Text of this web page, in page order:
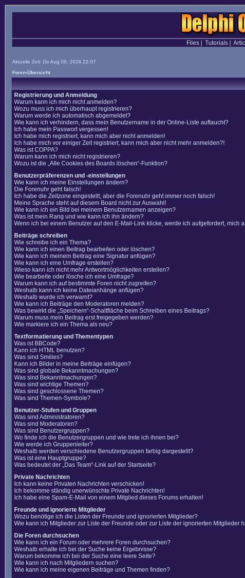
Files| Tutorials|
Aktuelle Zeit: Do Aug 06, 2026 22:07
Foren-Übersicht
Registrierung und Anmeldung
Warum kann ich mich nicht anmelden?
Wozu muss ich mich überhaupt registrieren?
Warum werde ich automatisch abgemeldet?
Wie kann ich verhindern, dass mein Benutzername in der Online-Liste auftaucht?
Ich habe mein Passwort vergessen!
Ich habe mich registriert, kann mich aber nicht anmelden!
Ich habe mich vor einiger Zeit registriert, kann mich aber nicht mehr anmelden?!
Was ist COPPA?
Warum kann ich mich nicht registrieren?
Wozu ist die „Alle Cookies des Boards löschen“-Funktion?
Benutzerpräferenzen und -einstellungen
Wie kann ich meine Einstellungen ändern?
Die Forenuhr geht falsch!
Ich habe die Zeitzone eingestellt, aber die Forenuhr geht immer noch falsch!
Meine Sprache steht auf diesem Board nicht zur Auswahl!
Wie kann ich ein Bild bei meinem Benutzernamen anzeigen?
Was ist mein Rang und wie kann ich ihn ändern?
Wenn ich bei einem Benutzer auf den E-Mail-Link klicke, werde ich aufgefordert, mich
Beiträge schreiben
Wie schreibe ich ein Thema?
Wie kann ich einen Beitrag bearbeiten oder löschen?
Wie kann ich meinem Beitrag eine Signatur anfügen?
Wie kann ich eine Umfrage erstellen?
Wieso kann ich nicht mehr Antwortmöglichkeiten erstellen?
Wie bearbeite oder lösche ich eine Umfrage?
Warum kann ich auf bestimmte Foren nicht zugreifen?
Weshalb kann ich keine Dateianhänge anfügen?
Weshalb wurde ich verwarnt?
Wie kann ich Beiträge den Moderatoren melden?
Was bewirkt die „Speichern“-Schaltfläche beim Schreiben eines Beitrags?
Warum muss mein Beitrag erst freigegeben werden?
Wie markiere ich ein Thema als neu?
Textformatierung und Thementypen
Was ist BBCode?
Kann ich HTML benutzen?
Was sind Smilies?
Kann ich Bilder in meine Beiträge einfügen?
Was sind globale Bekanntmachungen?
Was sind Bekanntmachungen?
Was sind wichtige Themen?
Was sind geschlossene Themen?
Was sind Themen-Symbole?
Benutzer-Stufen und Gruppen
Was sind Administratoren?
Was sind Moderatoren?
Was sind Benutzergruppen?
Wo finde ich die Benutzergruppen und wie trete ich ihnen bei?
Wie werde ich Gruppenleiter?
Weshalb werden verschiedene Benutzergruppen farbig dargestellt?
Was ist eine Hauptgruppe?
Was bedeutet der „Das Team“-Link auf der Startseite?
Private Nachrichten
Ich kann keine Privaten Nachrichten verschicken!
Ich bekomme ständig unerwünschte Private Nachrichten!
Ich habe eine Spam-E-Mail von einem Mitglied dieses Forums erhalten!
Freunde und ignorierte Mitglieder
Wozu benötige ich die Listen der Freunde und ignorierten Mitglieder?
Wie kann ich Mitglieder zur Liste der Freunde oder zur Liste der ignorierten Mitglieder
Die Foren durchsuchen
Wie kann ich ein Forum oder mehrere Foren durchsuchen?
Weshalb erhalte ich bei der Suche keine Ergebnisse?
Warum bekomme ich bei der Suche eine leere Seite?
Wie kann ich nach Mitgliedern suchen?
Wie kann ich meine eigenen Beiträge und Themen finden?